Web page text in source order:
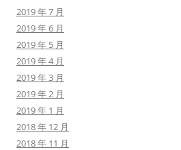
2019 年 7 月
2019 年 6 月
2019 年 5 月
2019 年 4 月
2019 年 3 月
2019 年 2 月
2019 年 1 月
2018 年 12 月
2018 年 11 月